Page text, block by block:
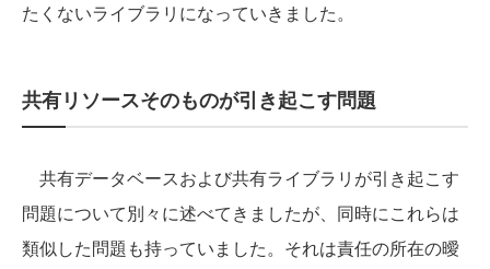
たくないライブラリになっていきました。
共有リソースそのものが引き起こす問題
共有データベースおよび共有ライブラリが引き起こす
問題について別々に述べてきましたが、同時にこれらは
類似した問題も持っていました。それは責任の所在の曖